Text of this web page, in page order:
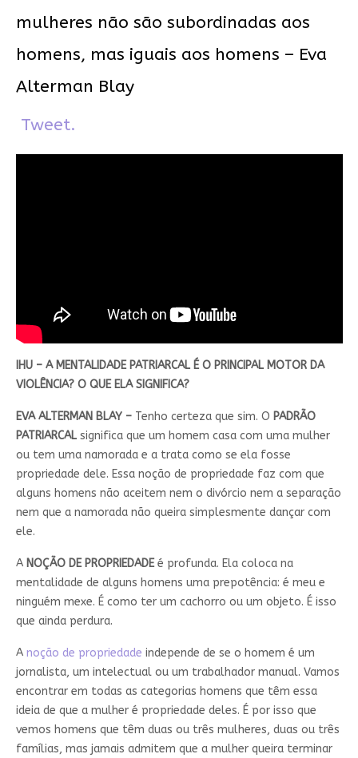
mulheres não são subordinadas aos
homens, mas iguais aos homens – Eva
Alterman Blay
Tweet.
IHU – A MENTALIDADE PATRIARCAL É O PRINCIPAL MOTOR DA
VIOLÊNCIA? O QUE ELA SIGNIFICA?
EVA ALTERMAN BLAY – Tenho certeza que sim. O PADRÃO
PATRIARCAL significa que um homem casa com uma mulher
ou tem uma namorada e a trata como se ela fosse
propriedade dele. Essa noção de propriedade faz com que
alguns homens não aceitem nem o divórcio nem a separação
nem que a namorada não queira simplesmente dançar com
ele.
A NOÇÃO DE PROPRIEDADE é profunda. Ela coloca na
mentalidade de alguns homens uma prepotência: é meu e
ninguém mexe. É como ter um cachorro ou um objeto. É isso
que ainda perdura.
A noção de propriedade independe de se o homem é um
jornalista, um intelectual ou um trabalhador manual. Vamos
encontrar em todas as categorias homens que têm essa
ideia de que a mulher é propriedade deles. É por isso que
vemos homens que têm duas ou três mulheres, duas ou três
famílias, mas jamais admitem que a mulher queira terminar